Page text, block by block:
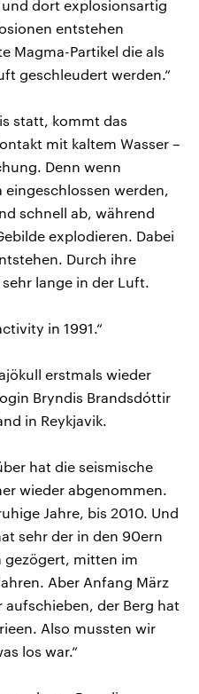
dort explosionsartig
entstehen
Magma-Partikel die als
geschleudert werden.“
statt, kommt das
mit kaltem Wasser –
Denn wenn
werden,
schnell ab, während
explodieren. Dabei
Durch ihre
lange in der Luft.
in 1991.“
erstmals wieder
Bryndis Brandsdóttir
in Reykjavik.
hat die seismische
wieder abgenommen.
Jahre, bis 2010. Und
sehr der in den 90ern
gezögert, mitten im
Aber Anfang März
der Berg hat
Also mussten wir
los war.“